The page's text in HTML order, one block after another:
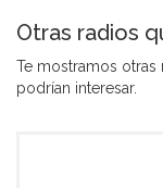
Otras radios
Te mostramos otras
podrían interesar.